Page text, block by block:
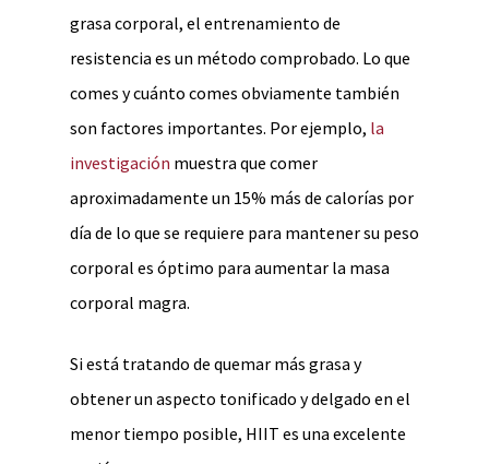
grasa corporal, el entrenamiento de
resistencia es un método comprobado. Lo que
comes y cuánto comes obviamente también
son factores importantes. Por ejemplo, la
investigación muestra que comer
aproximadamente un 15% más de calorías por
día de lo que se requiere para mantener su peso
corporal es óptimo para aumentar la masa
corporal magra.
Si está tratando de quemar más grasa y
obtener un aspecto tonificado y delgado en el
menor tiempo posible, HIIT es una excelente